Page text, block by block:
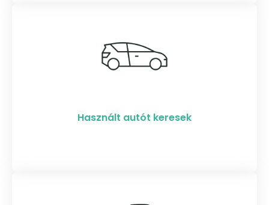
Használt autót keresek